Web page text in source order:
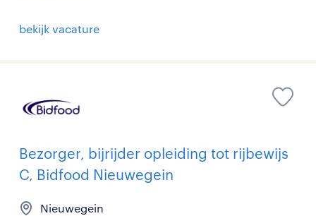
bekijk vacature
Bezorger, bijrijder opleiding tot rijbewijs
C, Bidfood Nieuwegein
Nieuwegein